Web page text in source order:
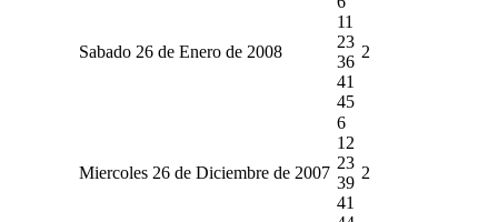
Sabado 26 de Enero de 2008
11
23
36
41
45
2
Miercoles 26 de Diciembre de 2007
6
12
23
39
41
2